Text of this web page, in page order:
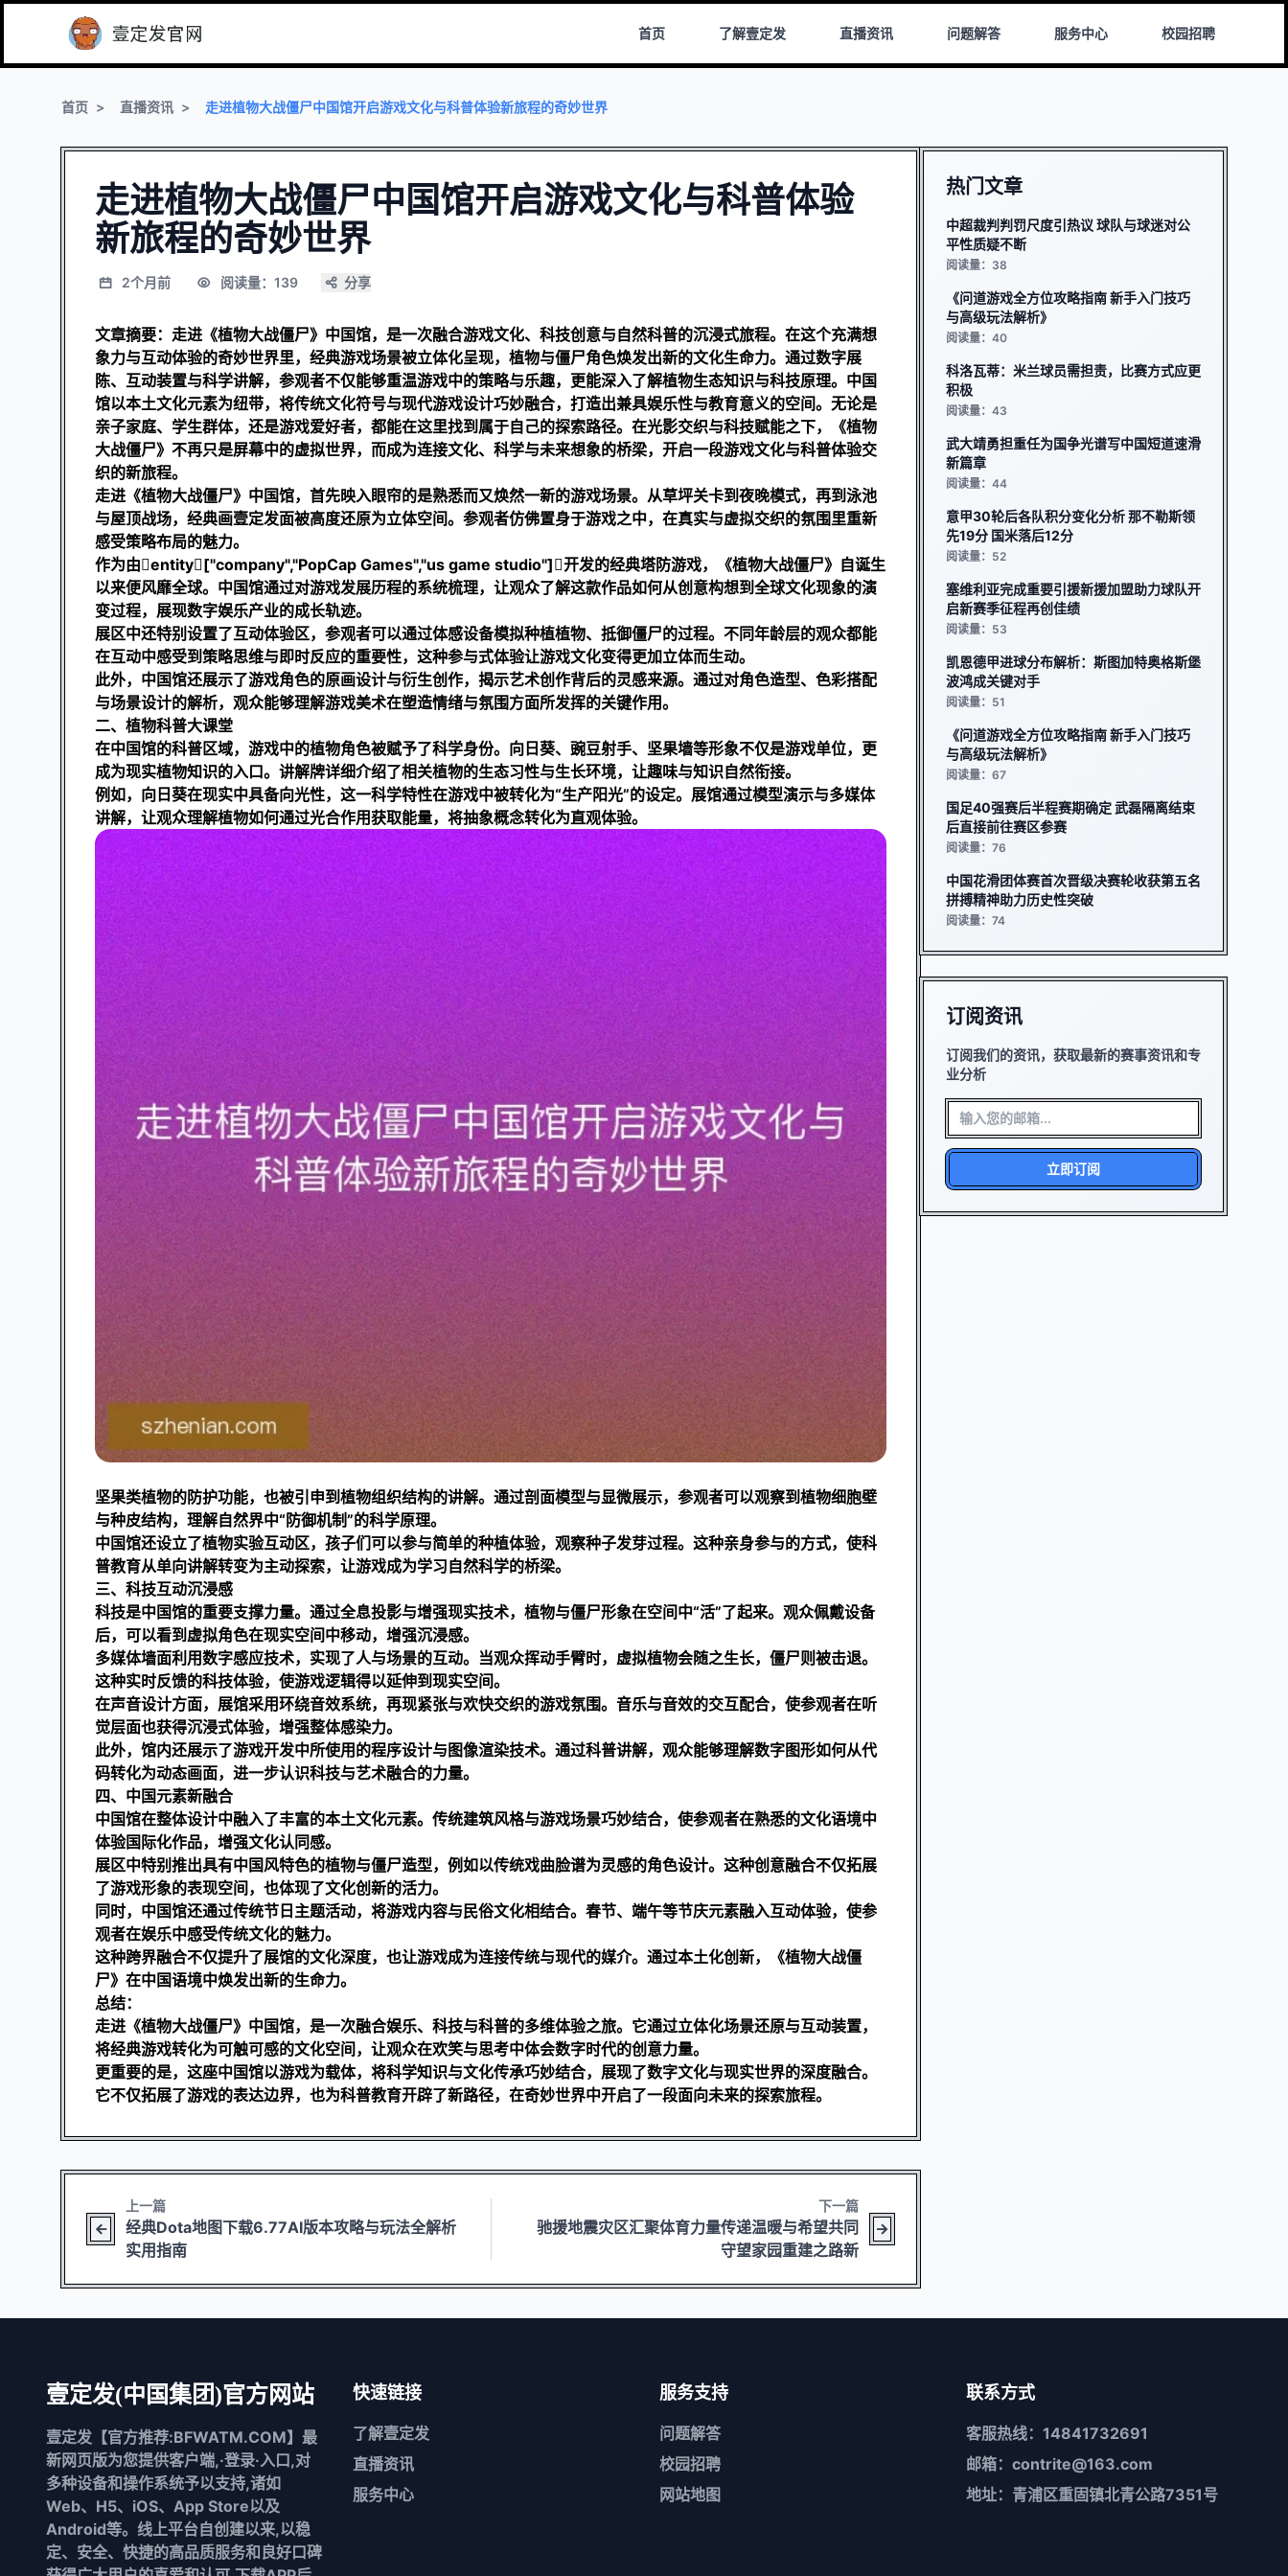
首页 了解壹定发 直播资讯 问题解答 服务中心 校园招聘
首页 直播资讯 走进植物大战僵尸中国馆开启游戏文化与科普体验新旅程的奇妙世界
走进植物大战僵尸中国馆开启游戏文化与科普体验
新旅程的奇妙世界
2个月前 阅读量：139 分享
文章摘要：走进《植物大战僵尸》中国馆，是一次融合游戏文化、科技创意与自然科普的沉浸式旅程。在这个充满想
象力与互动体验的奇妙世界里，经典游戏场景被立体化呈现，植物与僵尸角色焕发出新的文化生命力。通过数字展
陈、互动装置与科学讲解，参观者不仅能够重温游戏中的策略与乐趣，更能深入了解植物生态知识与科技原理。中国
馆以本土文化元素为纽带，将传统文化符号与现代游戏设计巧妙融合，打造出兼具娱乐性与教育意义的空间。无论是
亲子家庭、学生群体，还是游戏爱好者，都能在这里找到属于自己的探索路径。在光影交织与科技赋能之下，《植物
大战僵尸》不再只是屏幕中的虚拟世界，而成为连接文化、科学与未来想象的桥梁，开启一段游戏文化与科普体验交
织的新旅程。
走进《植物大战僵尸》中国馆，首先映入眼帘的是熟悉而又焕然一新的游戏场景。从草坪关卡到夜晚模式，再到泳池
与屋顶战场，经典画壹定发面被高度还原为立体空间。参观者仿佛置身于游戏之中，在真实与虚拟交织的氛围里重新
感受策略布局的魅力。
作为由entity["company","PopCap Games","us game studio"]开发的经典塔防游戏，《植物大战僵尸》自诞生
以来便风靡全球。中国馆通过对游戏发展历程的系统梳理，让观众了解这款作品如何从创意构想到全球文化现象的演
变过程，展现数字娱乐产业的成长轨迹。
展区中还特别设置了互动体验区，参观者可以通过体感设备模拟种植植物、抵御僵尸的过程。不同年龄层的观众都能
在互动中感受到策略思维与即时反应的重要性，这种参与式体验让游戏文化变得更加立体而生动。
此外，中国馆还展示了游戏角色的原画设计与衍生创作，揭示艺术创作背后的灵感来源。通过对角色造型、色彩搭配
与场景设计的解析，观众能够理解游戏美术在塑造情绪与氛围方面所发挥的关键作用。
二、植物科普大课堂
在中国馆的科普区域，游戏中的植物角色被赋予了科学身份。向日葵、豌豆射手、坚果墙等形象不仅是游戏单位，更
成为现实植物知识的入口。讲解牌详细介绍了相关植物的生态习性与生长环境，让趣味与知识自然衔接。
例如，向日葵在现实中具备向光性，这一科学特性在游戏中被转化为“生产阳光”的设定。展馆通过模型演示与多媒体
讲解，让观众理解植物如何通过光合作用获取能量，将抽象概念转化为直观体验。
坚果类植物的防护功能，也被引申到植物组织结构的讲解。通过剖面模型与显微展示，参观者可以观察到植物细胞壁
与种皮结构，理解自然界中“防御机制”的科学原理。
中国馆还设立了植物实验互动区，孩子们可以参与简单的种植体验，观察种子发芽过程。这种亲身参与的方式，使科
普教育从单向讲解转变为主动探索，让游戏成为学习自然科学的桥梁。
三、科技互动沉浸感
科技是中国馆的重要支撑力量。通过全息投影与增强现实技术，植物与僵尸形象在空间中“活”了起来。观众佩戴设备
后，可以看到虚拟角色在现实空间中移动，增强沉浸感。
多媒体墙面利用数字感应技术，实现了人与场景的互动。当观众挥动手臂时，虚拟植物会随之生长，僵尸则被击退。
这种实时反馈的科技体验，使游戏逻辑得以延伸到现实空间。
在声音设计方面，展馆采用环绕音效系统，再现紧张与欢快交织的游戏氛围。音乐与音效的交互配合，使参观者在听
觉层面也获得沉浸式体验，增强整体感染力。
此外，馆内还展示了游戏开发中所使用的程序设计与图像渲染技术。通过科普讲解，观众能够理解数字图形如何从代
码转化为动态画面，进一步认识科技与艺术融合的力量。
四、中国元素新融合
中国馆在整体设计中融入了丰富的本土文化元素。传统建筑风格与游戏场景巧妙结合，使参观者在熟悉的文化语境中
体验国际化作品，增强文化认同感。
展区中特别推出具有中国风特色的植物与僵尸造型，例如以传统戏曲脸谱为灵感的角色设计。这种创意融合不仅拓展
了游戏形象的表现空间，也体现了文化创新的活力。
同时，中国馆还通过传统节日主题活动，将游戏内容与民俗文化相结合。春节、端午等节庆元素融入互动体验，使参
观者在娱乐中感受传统文化的魅力。
这种跨界融合不仅提升了展馆的文化深度，也让游戏成为连接传统与现代的媒介。通过本土化创新，《植物大战僵
尸》在中国语境中焕发出新的生命力。
总结：
走进《植物大战僵尸》中国馆，是一次融合娱乐、科技与科普的多维体验之旅。它通过立体化场景还原与互动装置，
将经典游戏转化为可触可感的文化空间，让观众在欢笑与思考中体会数字时代的创意力量。
更重要的是，这座中国馆以游戏为载体，将科学知识与文化传承巧妙结合，展现了数字文化与现实世界的深度融合。
它不仅拓展了游戏的表达边界，也为科普教育开辟了新路径，在奇妙世界中开启了一段面向未来的探索旅程。
上一篇
经典Dota地图下载6.77AI版本攻略与玩法全解析
实用指南
下一篇
驰援地震灾区汇聚体育力量传递温暖与希望共同
守望家园重建之路新
热门文章
中超裁判判罚尺度引热议 球队与球迷对公
平性质疑不断
阅读量：38
《问道游戏全方位攻略指南 新手入门技巧
与高级玩法解析》
阅读量：40
科洛瓦蒂：米兰球员需担责，比赛方式应更
积极
阅读量：43
武大靖勇担重任为国争光谱写中国短道速滑
新篇章
阅读量：44
意甲30轮后各队积分变化分析 那不勒斯领
先19分 国米落后12分
阅读量：52
塞维利亚完成重要引援新援加盟助力球队开
启新赛季征程再创佳绩
阅读量：53
凯恩德甲进球分布解析：斯图加特奥格斯堡
波鸿成关键对手
阅读量：51
《问道游戏全方位攻略指南 新手入门技巧
与高级玩法解析》
阅读量：67
国足40强赛后半程赛期确定 武磊隔离结束
后直接前往赛区参赛
阅读量：76
中国花滑团体赛首次晋级决赛轮收获第五名
拼搏精神助力历史性突破
阅读量：74
订阅资讯
订阅我们的资讯，获取最新的赛事资讯和专
业分析
立即订阅
壹定发(中国集团)官方网站
壹定发【官方推荐:BFWATM.COM】最
新网页版为您提供客户端,·登录·入口,对
多种设备和操作系统予以支持,诸如
Web、H5、iOS、App Store以及
Android等。线上平台自创建以来,以稳
定、安全、快捷的高品质服务和良好口碑
快速链接
了解壹定发
直播资讯
服务中心
服务支持
问题解答
校园招聘
网站地图
联系方式
客服热线：14841732691
邮箱：contrite@163.com
地址：青浦区重固镇北青公路7351号